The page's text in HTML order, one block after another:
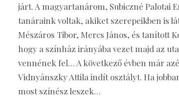
járt. A magyartanárom, Subiczné Palotai
tanáraink voltak, akiket szerepeikben is
Mészáros Tibor, Mercs János, és tanított
hogy a színház irányába vezet majd az
vennének fel… A következő évben már
Vidnyánszky Attila indít osztályt. Ha
most színész leszek…